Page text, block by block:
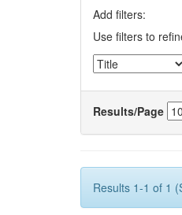
Add filters:
Use filters to
Results/Page
Results 1-1 of 1